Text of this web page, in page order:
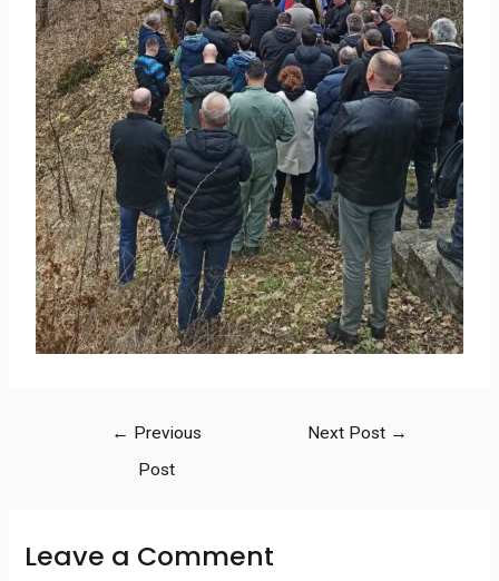
← Previous
Post
Next Post →
Leave a Comment